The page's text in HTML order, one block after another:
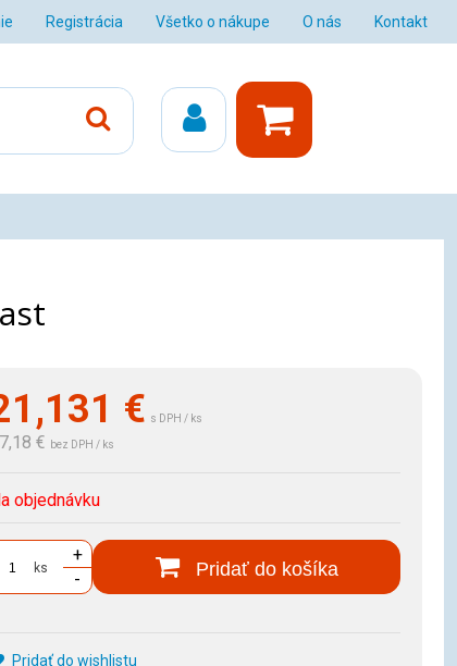
Registrácia Všetko o nákupe O nás Kontakt
€ s DPH / ks
€ bez DPH / ks
objednávku
ks
+
-
Pridať do košíka
Pridať do wishlistu